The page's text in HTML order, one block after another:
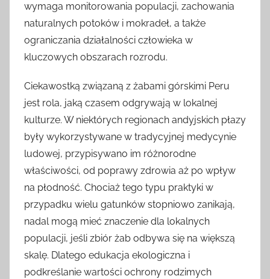
wymaga monitorowania populacji, zachowania
naturalnych potoków i mokradeł, a także
ograniczania działalności człowieka w
kluczowych obszarach rozrodu.
Ciekawostką związaną z żabami górskimi Peru
jest rola, jaką czasem odgrywają w lokalnej
kulturze. W niektórych regionach andyjskich płazy
były wykorzystywane w tradycyjnej medycynie
ludowej, przypisywano im różnorodne
właściwości, od poprawy zdrowia aż po wpływ
na płodność. Chociaż tego typu praktyki w
przypadku wielu gatunków stopniowo zanikają,
nadal mogą mieć znaczenie dla lokalnych
populacji, jeśli zbiór żab odbywa się na większą
skalę. Dlatego edukacja ekologiczna i
podkreślanie wartości ochrony rodzimych